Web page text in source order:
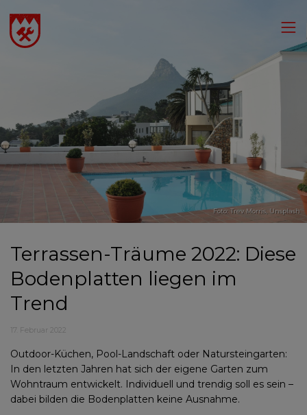
Foto: Trev Morris Unsplash
Terrassen-Träume 2022: Diese
Bodenplatten liegen im
Trend
17. Februar 2022
Outdoor-Küchen, Pool-Landschaft oder Natursteingarten:
In den letzten Jahren hat sich der eigene Garten zum
Wohntraum entwickelt. Individuell und trendig soll es sein –
dabei bilden die Bodenplatten keine Ausnahme.